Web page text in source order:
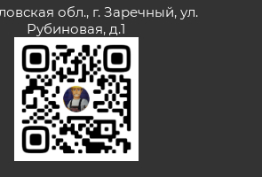
обл., г. Заречный, ул.
Рубиновая, д.1